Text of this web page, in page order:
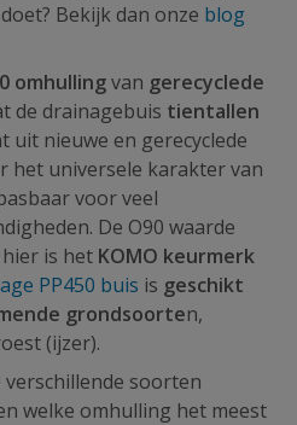
Bekijk dan onze blog
omhullingvan gerecyclede
de drainagebuis tientallen
uit nieuwe en gerecyclede
het universele karakter van
voor veel
De O90 waarde
is het KOMO keurmerk
PP450 buis is geschikt
grondsoorten,
(ijzer).
verschillende soorten
welke omhulling het meest